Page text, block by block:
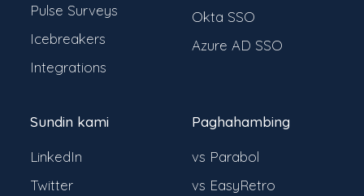
Pulse Surveys
Icebreakers
Integrations
Okta SSO
Azure AD SSO
Sundin kami
LinkedIn
Twitter
Paghahambing
vs Parabol
vs EasyRetro